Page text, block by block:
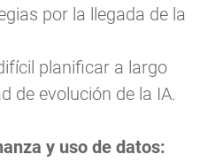
por la llegada de la
planificar a largo
de evolución de la IA.
y uso de datos: